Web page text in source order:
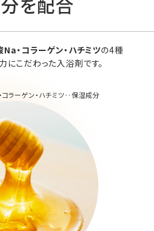
・コラーゲン・ハチミツの4種
にこだわった入浴剤です。
ラーゲン・ハチミツ‥保湿成分